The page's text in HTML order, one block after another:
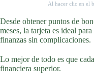
Al hacer clic en el
Desde obtener puntos de
meses, la tarjeta es ideal
finanzas sin complicaciones.
Lo mejor de todo es que
financiera superior.